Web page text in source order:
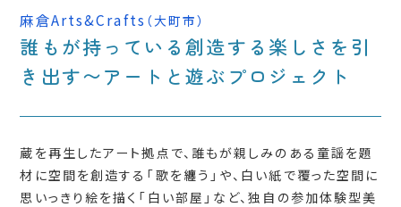
k
麻倉Arts&Crafts （大町市）
誰もが持っている創造する楽しさを引
き出す〜アートと遊ぶプロジェクト
蔵を再生したアート拠点で、誰もが親しみのある童謡を題
材に空間を創造する「歌を纏う」や、白い紙で覆った空間に
思いっきり絵を描く「白い部屋」など、独自の参加体験型美